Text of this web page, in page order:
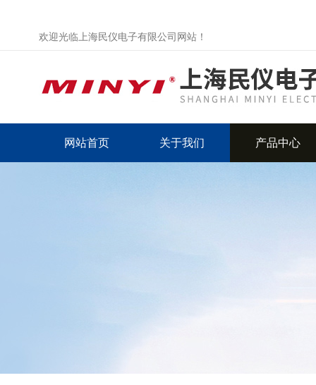
欢迎光临上海民仪电子有限公司网站！
网站首页 关于我们 产品中心